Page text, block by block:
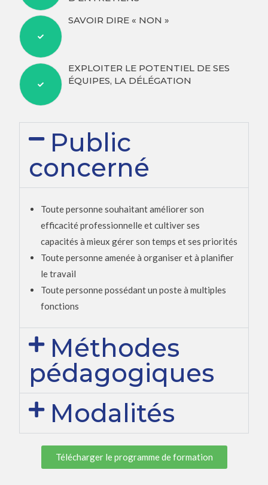
SAVOIR DIRE « NON »
EXPLOITER LE POTENTIEL DE SES
ÉQUIPES, LA DÉLÉGATION
Public
concerné
Toute personne souhaitant améliorer son
efficacité professionnelle et cultiver ses
capacités à mieux gérer son temps et ses priorités
Toute personne amenée à organiser et à planifier
le travail
Toute personne possédant un poste à multiples
fonctions
Méthodes
pédagogiques
Modalités
Télécharger le programme de formation